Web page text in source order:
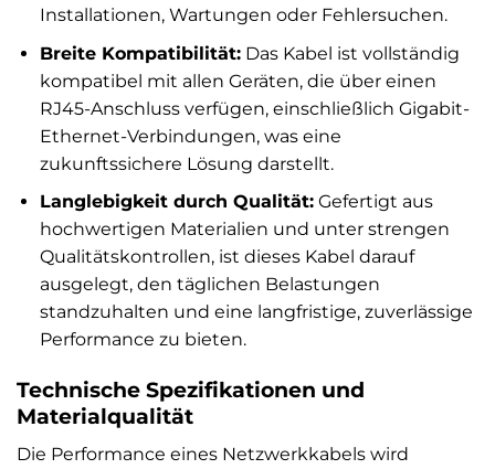
Installationen, Wartungen oder Fehlersuchen.
Breite Kompatibilität:Das Kabel ist vollständig
kompatibel mit allen Geräten, die über einen
RJ45-Anschluss verfügen, einschließlich Gigabit-
Ethernet-Verbindungen, was eine
zukunftssichere Lösung darstellt.
Langlebigkeit durch Qualität:Gefertigt aus
hochwertigen Materialien und unter strengen
Qualitätskontrollen, ist dieses Kabel darauf
ausgelegt, den täglichen Belastungen
standzuhalten und eine langfristige, zuverlässige
Performance zu bieten.
Technische Spezifikationen und
Materialqualität
Die Performance eines Netzwerkkabels wird